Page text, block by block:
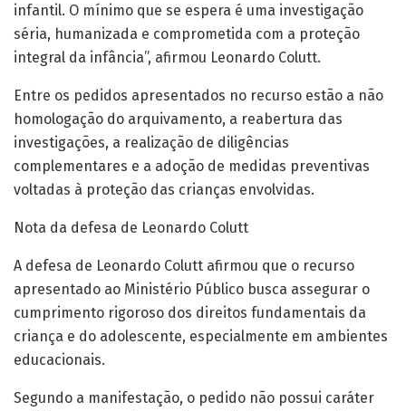
infantil. O mínimo que se espera é uma investigação
séria, humanizada e comprometida com a proteção
integral da infância”, afirmou Leonardo Colutt.
Entre os pedidos apresentados no recurso estão a não
homologação do arquivamento, a reabertura das
investigações, a realização de diligências
complementares e a adoção de medidas preventivas
voltadas à proteção das crianças envolvidas.
Nota da defesa de Leonardo Colutt
A defesa de Leonardo Colutt afirmou que o recurso
apresentado ao Ministério Público busca assegurar o
cumprimento rigoroso dos direitos fundamentais da
criança e do adolescente, especialmente em ambientes
educacionais.
Segundo a manifestação, o pedido não possui caráter